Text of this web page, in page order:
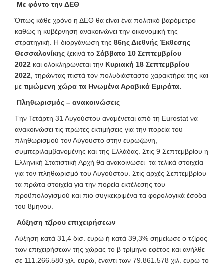
Με φόντο την ΔΕΘ
Όπως κάθε χρόνο η ΔΕΘ θα είναι ένα πολιτικό βαρόμετρο
καθώς η κυβέρνηση ανακοινώνει την οικονομική της
στρατηγική. Η διοργάνωση της 86ης Διεθνής Έκθεσης
Θεσσαλονίκης ξεκινά το Σάββατο 10 Σεπτεμβρίου
2022 και ολοκληρώνεται την Κυριακή 18 Σεπτεμβρίου
2022, τηρώντας πιστά τον πολυδιάσταστο χαρακτήρα της και
με τιμώμενη χώρα τα Ηνωμένα Αραβικά Εμιράτα.
Πληθωρισμός – ανακοινώσεις
Tην Τετάρτη 31 Αυγούστου αναμένεται από τη Eurostat να
ανακοινώσει τις πρώτες εκτιμήσεις για την πορεία του
πληθωρισμού τον Αύγουστο στην ευρωζώνη,
συμπεριλαμβανομένης και της Ελλάδας. Στις 9 Σεπτεμβρίου η
Ελληνική Στατιστική Αρχή θα ανακοινώσει τα τελικά στοιχεία
για τον πληθωρισμό του Αυγούστου. Στις αρχές Σεπτεμβρίου
τα πρώτα στοιχεία για την πορεία εκτέλεσης του
προϋπολογισμού και πιο συγκεκριμένα τα φορολογικά έσοδα
του 8μηνου.
Αύξηση τζίρου επιχειρήσεων
Αύξηση κατά 31,4 δισ. ευρώ ή κατά 39,3% σημείωσε ο τζίρος
των επιχειρήσεων της χώρας το β τρίμηνο εφέτος και ανήλθε
σε 111.266.580 χιλ. ευρώ, έναντι των 79.861.578 χιλ. ευρώ το